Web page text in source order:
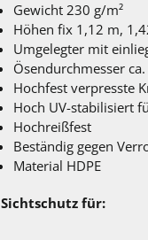
Gewicht 230 g/m²
Höhen fix 1,12 m,
Umgelegter mit
Ösendurchmesser
Hochfest verpresste
Hoch UV-stabilisiert
Hochreißfest
Beständig gegen
Material HDPE
Sichtschutz für: